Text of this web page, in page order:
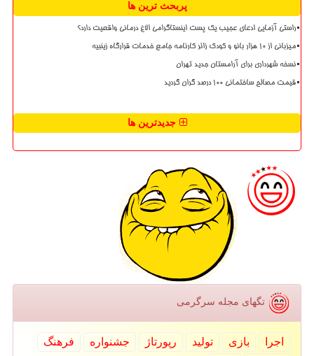
پربحث ترین ها
راستی آزمایی ادعای عجیب یک پست اینستاگرامی الاغ درمانی واقعیت دارد؟
میزبانی از ۱۰ هزار بانو و کودک زائر کارنامه جامع خدمات قرارگاه زینبیه
نسخه شهرداری برای آرامستان جدید تهران
قیمت مصالح ساختمانی ۱۰۰ درصد گران گردید
جدیدترین ها
تگهای مجله سرگرمی
اجرا بازی تولید رپورتاژ جشنواره فرهنگ